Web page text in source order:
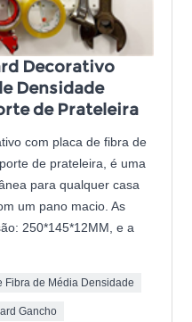
Decorativo
Densidade
de Prateleira
com placa de fibra de
de prateleira, é uma
para qualquer casa
um pano macio. As
250*145*12MM, e a
Fibra de Média Densidade
Gancho